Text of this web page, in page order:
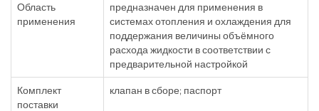
Область
применения
предназначен для применения в
системах отопления и охлаждения для
поддержания величины объёмного
расхода жидкости в соответствии с
предварительной настройкой
Комплект
поставки
клапан в сборе; паспорт